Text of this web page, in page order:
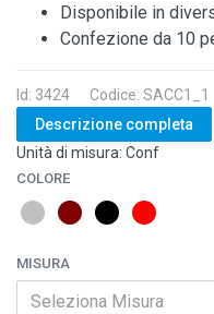
Disponibile in
Confezione da 10
Id: 3424
Codice: SACC1_1
Descrizione completa
Unità di misura: Conf
COLORE
MISURA
Seleziona Misura